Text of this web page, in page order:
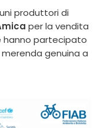
produttori di
per la vendita
hanno partecipato
genuina a